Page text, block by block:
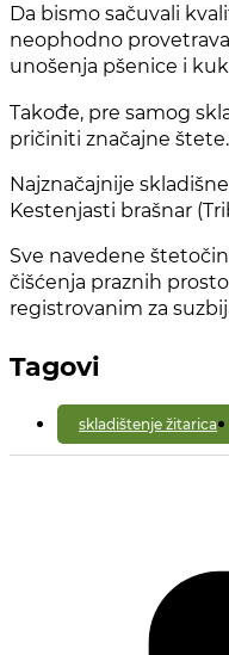
Da bismo sačuvali
neophodno
unošenja pšenice i
Takođe, pre samog
pričiniti značajne
Najznačajnije
Kestenjasti brašnar
Sve navedene
čišćenja praznih
registrovanim za
Tagovi
skladištenje žitarica